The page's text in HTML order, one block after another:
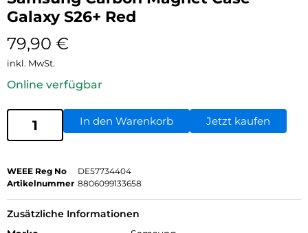
Galaxy S26+ Red
79,90 €
inkl. MwSt.
Online verfügbar
In den Warenkorb Jetzt kaufen
WEEE Reg No
DE57734404
Artikelnummer 8806099133658
Zusätzliche Informationen